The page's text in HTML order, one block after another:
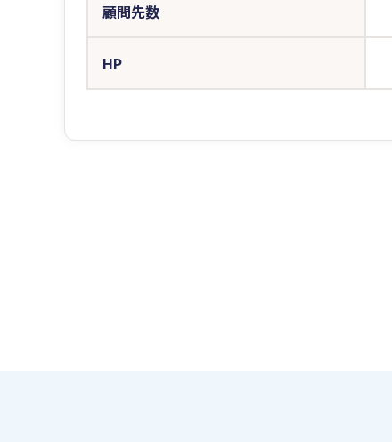
顧問先数
HP